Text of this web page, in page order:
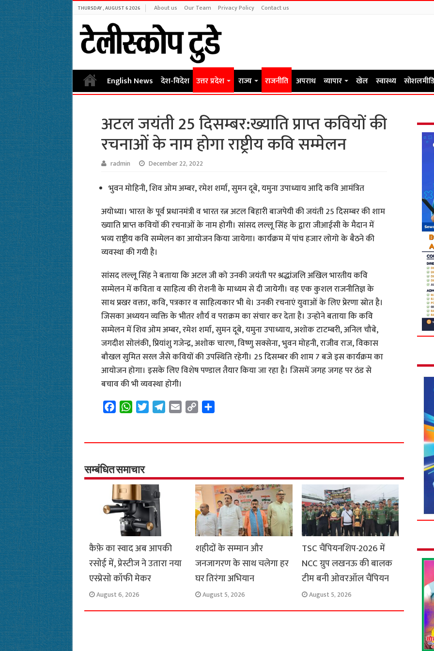
THURSDAY , AUGUST 6 2026 About us Our Team Privacy Policy Contact us
English News देश-विदेश उत्तर प्रदेश राज्य राजनीति अपराध व्यापार खेल स्वास्थ्य
अटल जयंती 25 दिसम्बर:ख्याति प्राप्त कवियों की
रचनाओं के नाम होगा राष्ट्रीय कवि सम्मेलन
radmin December 22, 2022
भुवन मोहिनी, शिव ओम अम्बर, रमेश शर्मा, सुमन दूबे, यमुना उपाध्याय आदि कवि आमंत्रित
अयोध्या। भारत के पूर्व प्रधानमंत्री व भारत रत्न अटल बिहारी बाजपेयी की जयंती 25 दिसम्बर की शाम
ख्याति प्राप्त कवियों की रचनाओं के नाम होगी। सांसद लल्लू सिंह के द्वारा जीआईसी के मैदान में
भव्य राष्ट्रीय कवि सम्मेलन का आयोजन किया जायेगा। कार्यक्रम में पांच हजार लोगो के बैठने की
व्यवस्था की गयी है।
सांसद लल्लू सिंह ने बताया कि अटल जी को उनकी जयंती पर श्रद्धांजलि अखिल भारतीय कवि
सम्मेलन में कविता व साहित्य की रोशनी के माध्यम से दी जायेगी। वह एक कुशल राजनीतिज्ञ के
साथ प्रखर वक्ता, कवि, पत्रकार व साहित्यकार भी थे। उनकी रचनाएं युवाओं के लिए प्रेरणा स्रोत है।
जिसका अध्ययन व्यक्ति के भीतर शौर्य व पराक्रम का संचार कर देता है। उन्होने बताया कि कवि
सम्मेलन में शिव ओम अम्बर, रमेश शर्मा, सुमन दूबे, यमुना उपाध्याय, अशोक टाटम्बरी, अनिल चौबे,
जगदीश सोलंकी, प्रियांशु गजेन्द्र, अशोक चारण, विष्णु सक्सेना, भुवन मोहनी, राजीव राज, विकास
बौखल सुमित सरल जैसे कवियों की उपस्थिति रहेगी। 25 दिसम्बर की शाम 7 बजे इस कार्यक्रम का
आयोजन होगा। इसके लिए विशेष पण्डाल तैयार किया जा रहा है। जिसमें जगह जगह पर ठंड से
बचाव की भी व्यवस्था होगी।
e
o
o
k
W
t
A
p
t
r
e
a
i
y
n
k
r
सम्बंधित समाचार
कैफ़े का स्वाद अब आपकी
रसोई में, प्रेस्टीज ने उतारा नया
एस्प्रेसो कॉफी मेकर
August 6, 2026
शहीदों के सम्मान और
जनजागरण के साथ चलेगा हर
घर तिरंगा अभियान
August 5, 2026
TSC चैंपियनशिप-2026 में
NCC ग्रुप लखनऊ की बालक
टीम बनी ओवरऑल चैंपियन
August 5, 2026